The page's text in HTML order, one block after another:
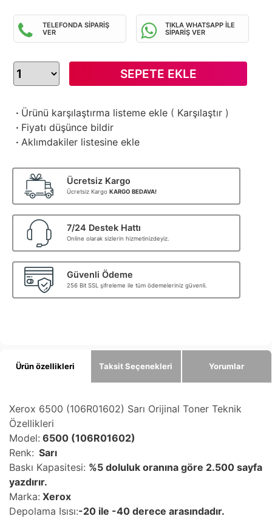
TELEFONDA SİPARİŞ
VER
TIKLA WHATSAPP İLE
SİPARİŞ VER
SEPETE EKLE
· Ürünü karşılaştırma listeme ekle ( Karşılaştır )
· Fiyatı düşünce bildir
· Aklımdakiler listesine ekle
Ücretsiz Kargo
Ücretsiz Kargo KARGO BEDAVA!
7/24 Destek Hattı
Online olarak sizlerin hizmetinizdeyiz.
Güvenli Ödeme
256 Bit SSL şifreleme ile tüm ödemeleriniz güvenli.
Ürün özellikleri Taksit Seçenekleri Yorumlar
Xerox 6500 (106R01602) Sarı Orijinal Toner Teknik
Özellikleri
Model: 6500 (106R01602)
Renk: Sarı
Baskı Kapasitesi: %5 doluluk oranına göre 2.500 sayfa
yazdırır.
Marka: Xerox
Depolama Isısı:-20 ile -40 derece arasındadır.